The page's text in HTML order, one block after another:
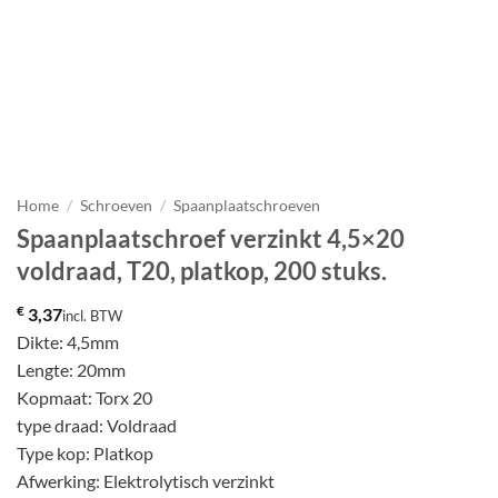
Home / Schroeven / Spaanplaatschroeven
Spaanplaatschroef verzinkt 4,5×20
voldraad, T20, platkop, 200 stuks.
€ 3,37incl. BTW
Dikte: 4,5mm
Lengte: 20mm
Kopmaat: Torx 20
type draad: Voldraad
Type kop: Platkop
Afwerking: Elektrolytisch verzinkt